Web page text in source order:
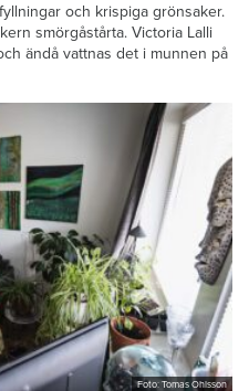
och krispiga grönsaker.
smörgåstårta. Victoria Lalli
ändå vattnas det i munnen på
Foto: Tomas Ohlsson